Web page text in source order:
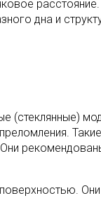
дна и
(стеклянные)